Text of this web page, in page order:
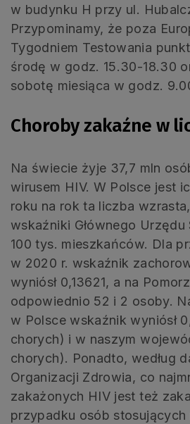
w budynku H przy ul.
Przypominamy, że poza
Tygodniem Testowania
środę w godz. 15.30-18.30
sobotę miesiąca w godz.
Choroby zakaźne w
Na świecie żyje 37,7 mln
wirusem HIV. W Polsce jest
roku na rok ta liczba
wskaźniki Głównego
100 tys. mieszkańców. Dla
w 2020 r. wskaźnik
wyniósł 0,13621, a na
odpowiednio 52 i 2 osoby.
w Polsce wskaźnik wyniósł
chorych) i w naszym
chorych). Ponadto, według
Organizacji Zdrowia, co
zakażonych HIV jest też
przypadku osób